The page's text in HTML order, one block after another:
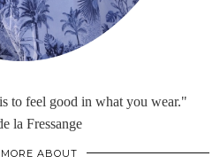
to feel good in what you wear."
la Fressange
ABOUT